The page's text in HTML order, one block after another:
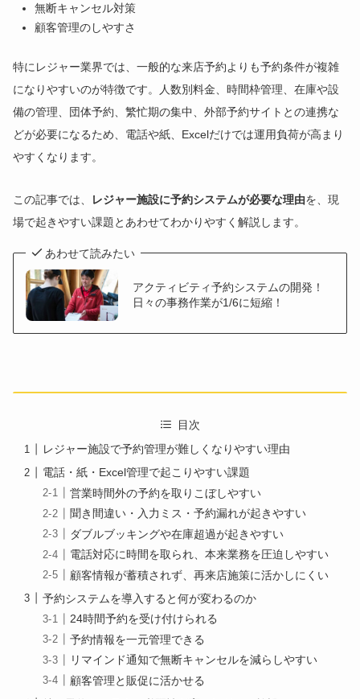
無断キャンセル対策
顧客管理のしやすさ
特にレジャー業界では、一般的な来店予約よりも予約条件が複雑
になりやすいのが特徴です。人数別料金、時間枠管理、在庫や設
備の管理、団体予約、繁忙期の集中、外部予約サイトとの連携な
どが必要になるため、電話や紙、Excelだけでは運用負荷が高まり
やすくなります。
この記事では、 レジャー施設に予約システムが必要な理由を、現
場で起きやすい課題とあわせてわかりやすく解説します。
あわせて読みたい
アクティビティ予約システムの開発！
日々の事務作業が1/6に短縮！
目次
レジャー施設で予約管理が難しくなりやすい理由
電話・紙・Excel管理で起こりやすい課題
営業時間外の予約を取りこぼしやすい
聞き間違い・入力ミス・予約漏れが起きやすい
ダブルブッキングや在庫超過が起きやすい
電話対応に時間を取られ、本来業務を圧迫しやすい
顧客情報が蓄積されず、再来店施策に活かしにくい
予約システムを導入すると何が変わるのか
24時間予約を受け付けられる
予約情報を一元管理できる
リマインド通知で無断キャンセルを減らしやすい
顧客管理と販促に活かせる